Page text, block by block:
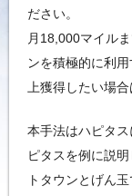
ださい。
月18,000マイル
ンを積極的に利
上獲得したい場合
本手法はハピタ
ピタスを例に説
トタウンとげん